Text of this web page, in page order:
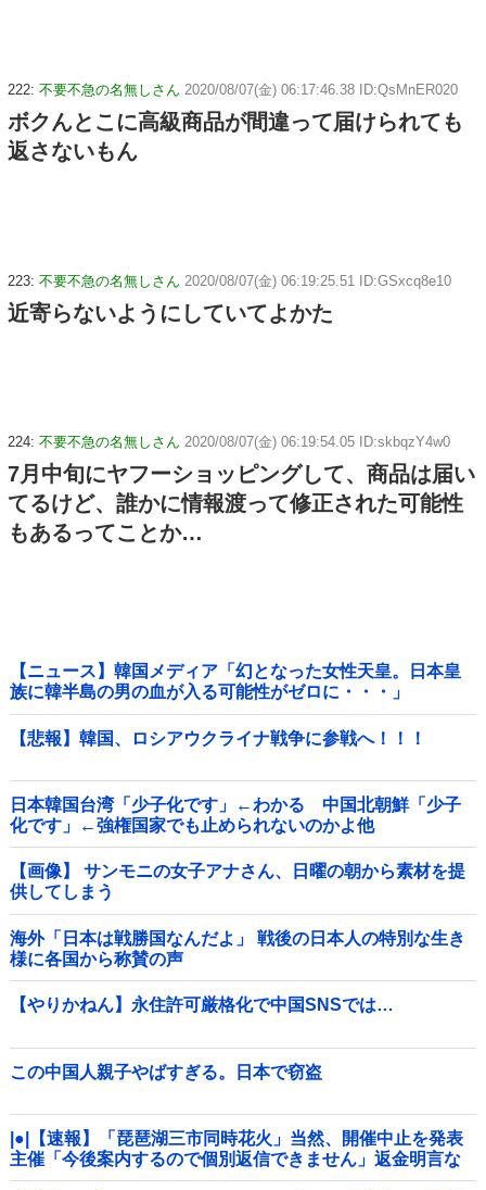
222: 不要不急の名無しさん 2020/08/07(金) 06:17:46.38 ID:QsMnER020
ボクんとこに高級商品が間違って届けられても
返さないもん
223: 不要不急の名無しさん 2020/08/07(金) 06:19:25.51 ID:GSxcq8e10
近寄らないようにしていてよかた
224: 不要不急の名無しさん 2020/08/07(金) 06:19:54.05 ID:skbqzY4w0
7月中旬にヤフーショッピングして、商品は届い
てるけど、誰かに情報渡って修正された可能性
もあるってことか…
【ニュース】韓国メディア「幻となった女性天皇。日本皇
族に韓半島の男の血が入る可能性がゼロに・・・」
【悲報】韓国、ロシアウクライナ戦争に参戦へ！！！
日本韓国台湾「少子化です」←わかる 中国北朝鮮「少子
化です」←強権国家でも止められないのかよ他
【画像】 サンモニの女子アナさん、日曜の朝から素材を提
供してしまう
海外「日本は戦勝国なんだよ」 戦後の日本人の特別な生き
様に各国から称賛の声
【やりかねん】永住許可厳格化で中国SNSでは…
この中国人親子やばすぎる。日本で窃盗
|●|【速報】「琵琶湖三市同時花火」当然、開催中止を発表
主催「今後案内するので個別返信できません」返金明言な
く今後ご案内で終わる